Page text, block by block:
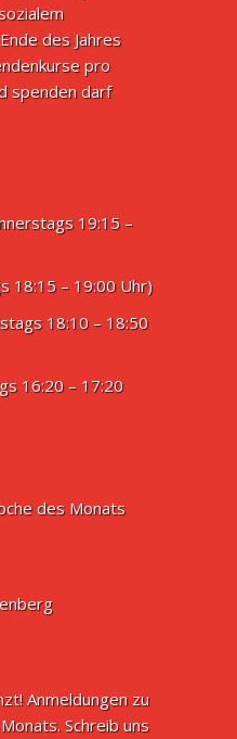
des Jahres
pro
spenden darf
19:15 –
18:15 – 19:00 Uhr)
18:10 – 18:50
16:20 – 17:20
des Monats
Anmeldungen zu
Schreib uns